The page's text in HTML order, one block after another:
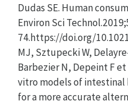
Dudas SE. Human
Environ Sci
74.https://doi.org/
MJ, Sztupecki W,
Barbezier N, Depeint F
vitro models of intestinal
for a more accurate